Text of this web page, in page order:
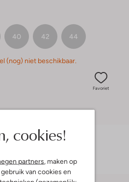
cookies!
partners, maken op
van cookies en
40 42 44
(nog) niet beschikbaar.
Favoriet
76 lang en draagt maat 36.